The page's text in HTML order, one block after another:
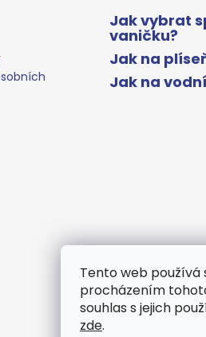
Tento web používá
procházením
souhlas s jejich
zde.
Jak vybrat
vaničku?
Jak na
Jak na